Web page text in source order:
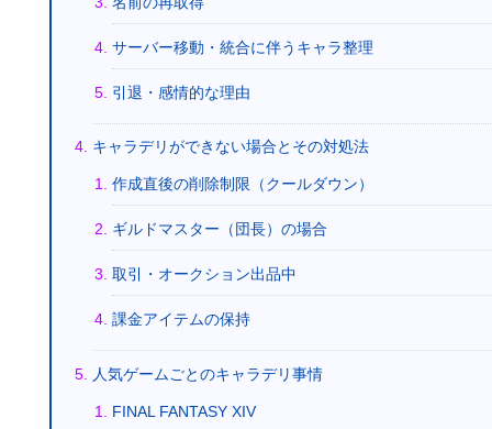
サーバー移動・統合に伴うキャラ整理
引退・感情的な理由
キャラデリができない場合とその対処法
作成直後の削除制限（クールダウン）
ギルドマスター（団長）の場合
取引・オークション出品中
課金アイテムの保持
人気ゲームごとのキャラデリ事情
FINAL FANTASY XIV